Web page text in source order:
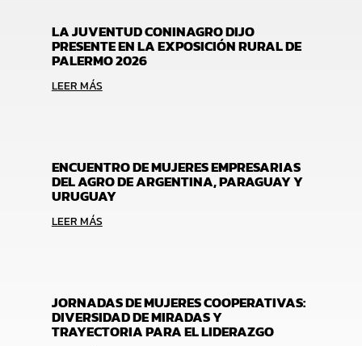
LA JUVENTUD CONINAGRO DIJO
PRESENTE EN LA EXPOSICIÓN RURAL DE
PALERMO 2026
LEER MÁS
ENCUENTRO DE MUJERES EMPRESARIAS
DEL AGRO DE ARGENTINA, PARAGUAY Y
URUGUAY
LEER MÁS
JORNADAS DE MUJERES COOPERATIVAS:
DIVERSIDAD DE MIRADAS Y
TRAYECTORIA PARA EL LIDERAZGO